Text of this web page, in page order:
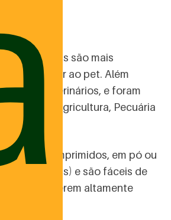
Botica Pets são mais
de oferecer ao pet. Além
por veterinários, e foram
da Agricultura, Pecuária
em comprimidos, em pó ou
funcionais) e são fáceis de
gatos, por serem altamente